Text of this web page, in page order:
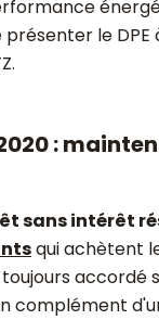
le DPE
:
sans intérêt
qui achètent
accordé
complément